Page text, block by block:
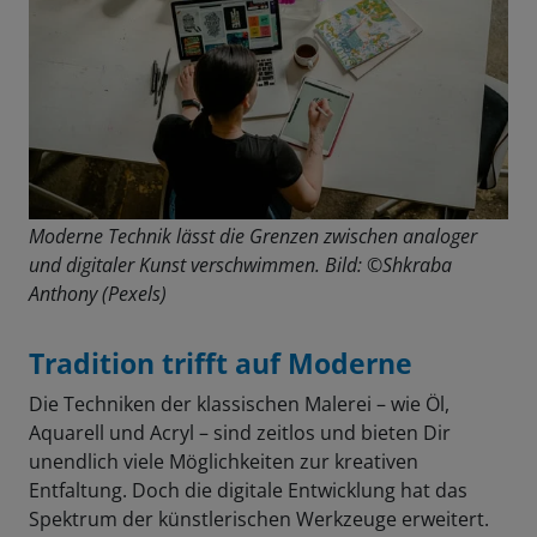
Moderne Technik lässt die Grenzen zwischen analoger
und digitaler Kunst verschwimmen. Bild: ©Shkraba
Anthony (Pexels)
Tradition trifft auf Moderne
Die Techniken der klassischen Malerei – wie Öl,
Aquarell und Acryl – sind zeitlos und bieten Dir
unendlich viele Möglichkeiten zur kreativen
Entfaltung. Doch die digitale Entwicklung hat das
Spektrum der künstlerischen Werkzeuge erweitert.